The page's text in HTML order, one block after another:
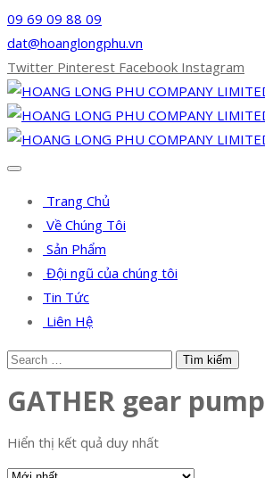
09 69 09 88 09
dat@hoanglongphu.vn
Twitter Pinterest Facebook Instagram
Trang Chủ
Về Chúng Tôi
Sản Phẩm
Đội ngũ của chúng tôi
Tin Tức
Liên Hệ
GATHER gear pump
Hiển thị kết quả duy nhất